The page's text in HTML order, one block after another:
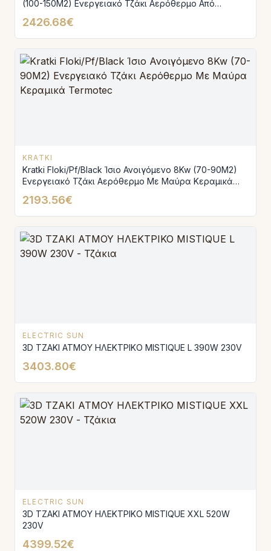
(100-150M2) Ενεργειακό Τζάκι Αερόθερμο Από
2426.68€
KRATKI
Kratki Floki/Pf/Black Ίσιο Ανοιγόμενο 8Kw (70-90M2)
Ενεργειακό Τζάκι Αερόθερμο Με Μαύρα Κεραμικά
2193.56€
ELECTRIC SUN
3D ΤΖΑΚΙ ΑΤΜΟΥ ΗΛΕΚΤΡΙΚΟ MISTIQUE L 390W 230V
3403.80€
ELECTRIC SUN
3D ΤΖΑΚΙ ΑΤΜΟΥ ΗΛΕΚΤΡΙΚΟ MISTIQUE XXL 520W
230V
4399.52€